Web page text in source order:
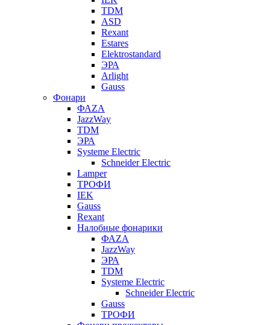
TDM
ASD
Rexant
Estares
Elektrostandard
ЭРА
Arlight
Gauss
Фонари
ФАZА
JazzWay
TDM
ЭРА
Systeme Electric
Schneider Electric
Lamper
ТРОФИ
IEK
Gauss
Rexant
Налобные фонарики
ФАZА
JazzWay
ЭРА
TDM
Systeme Electric
Schneider Electric
Gauss
ТРОФИ